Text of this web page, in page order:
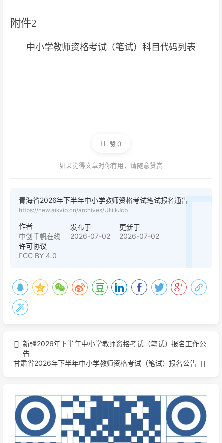
附件2
中小学教师资格考试（笔试）科目代码列表
赞0
如果觉得文章对你有用，请随意赞赏
青海省2026年下半年中小学教师资格考试笔试报名通告
https://new.arkvip.cn/archives/UhiikJcb
作者
中创千帆在线
发布于
2026-07-02
更新于
2026-07-02
许可协议
CC BY 4.0
新疆2026年下半年中小学教师资格考试（笔试）报名工作公
告
甘肃省2026年下半年中小学教师资格考试（笔试）报名公告